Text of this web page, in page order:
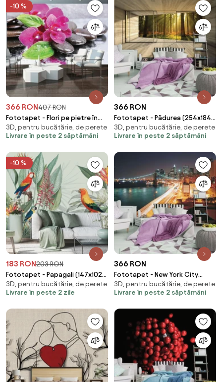
-10 %
366 RON407 RON
Fototapet - Flori pe pietre în
ploaie (254x184 cm)
3D, pentru bucătărie, de perete
Livrare în peste 2 săptămâni
366 RON
Fototapet - Pădurea (254x184
cm)
3D, pentru bucătărie, de perete
Livrare în peste 2 săptămâni
-10 %
183 RON203 RON
Fototapet - Papagali (147x102
cm)
3D, pentru bucătărie, de perete
Livrare în peste 2 zile
366 RON
Fototapet - New York City
Urban Brooklyn Bridge (254x184
cm)
3D, pentru bucătărie, de perete
Livrare în peste 2 săptămâni